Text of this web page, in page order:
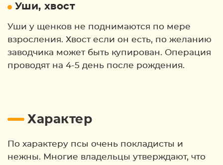
Уши, хвост
Уши у щенков не поднимаются по мере
взросления. Хвост если он есть, по желанию
заводчика может быть купирован. Операция
проводят на 4-5 день после рождения.
Характер
По характеру псы очень покладисты и
нежны. Многие владельцы утверждают, что